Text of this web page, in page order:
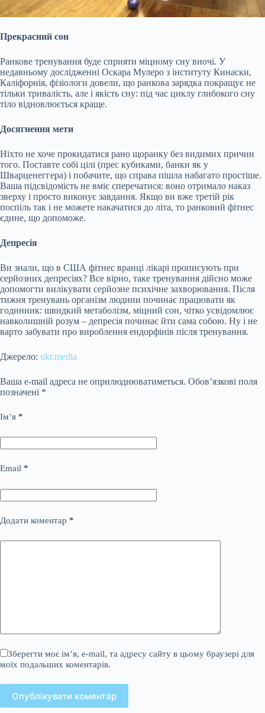
Прекрасний сон
Ранкове тренування буде сприяти міцному сну вночі. У
недавньому дослідженні Оскара Мулеро з інституту Кинаски,
Каліфорнія, фізіологи довели, що ранкова зарядка покращує не
тільки тривалість, але і якість сну: під час циклу глибокого сну
тіло відновлюється краще.
Досягнення мети
Ніхто не хоче прокидатися рано щоранку без видимих причин
того. Поставте собі цілі (прес кубиками, банки як у
Шварценеггера) і побачите, що справа пішла набагато простіше.
Ваша підсвідомість не вміє сперечатися: воно отримало наказ
зверху і просто виконує завдання. Якщо ви вже третій рік
поспіль так і не можете накачатися до літа, то ранковий фітнес
єдине, що допоможе.
Депресія
Ви знали, що в США фітнес вранці лікарі прописують при
серйозних депресіях? Все вірно, таке тренування дійсно може
допомогти вилікувати серйозне психічне захворювання. Після
тижня тренувань організм людини починає працювати як
годинник: швидкий метаболізм, міцний сон, чітко усвідомлює
навколишній розум – депресія починає йти сама собою. Ну і не
варто забувати про вироблення ендорфінів після тренування.
Джерело: ukr.media
Ваша e-mail адреса не оприлюднюватиметься. Обов’язкові поля
позначені *
Ім’я *
Email *
Додати коментар *
Зберегти моє ім’я, e-mail, та адресу сайту в цьому браузері для
моїх подальших коментарів.
Опублікувати коментар